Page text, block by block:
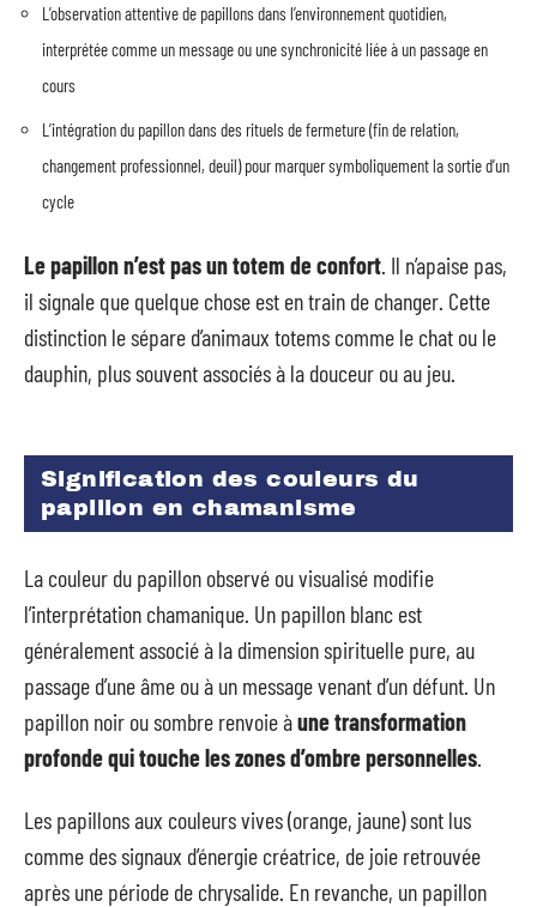
L’observation attentive de papillons dans l’environnement quotidien,
interprétée comme un message ou une synchronicité liée à un passage en
cours
L’intégration du papillon dans des rituels de fermeture (fin de relation,
changement professionnel, deuil) pour marquer symboliquement la sortie d’un
cycle
Le papillon n’est pas un totem de confort . Il n’apaise pas,
il signale que quelque chose est en train de changer. Cette
distinction le sépare d’animaux totems comme le chat ou le
dauphin, plus souvent associés à la douceur ou au jeu.
Signification des couleurs du
papillon en chamanisme
La couleur du papillon observé ou visualisé modifie
l’interprétation chamanique. Un papillon blanc est
généralement associé à la dimension spirituelle pure, au
passage d’une âme ou à un message venant d’un défunt. Un
papillon noir ou sombre renvoie àune transformation
profonde qui touche les zones d’ombre personnelles
Les papillons aux couleurs vives (orange, jaune) sont lus
comme des signaux d’énergie créatrice, de joie retrouvée
après une période de chrysalide. En revanche, un papillon